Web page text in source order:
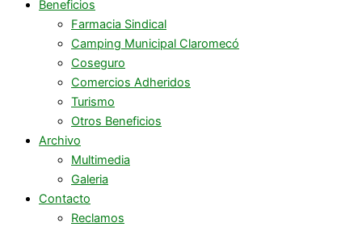
Beneficios
Farmacia Sindical
Camping Municipal Claromecó
Coseguro
Comercios Adheridos
Turismo
Otros Beneficios
Archivo
Multimedia
Galeria
Contacto
Reclamos